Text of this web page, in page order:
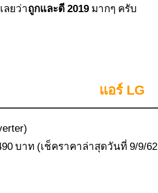
ลยว่าถูกและดี 2019 มากๆ ครับ
แอร์ LG
บาท (เช็คราคาล่าสุดวันที่ 9/9/62